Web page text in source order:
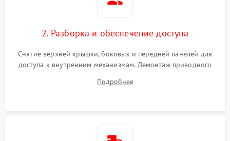
2. Разборка и обеспечение доступа
Снятие верхней крышки, боковых и передней панелей для
доступа к внутренним механизмам. Демонтаж приводного
Обеспечение свободного доступа к ТЭНу, компрессору,
Подробнее